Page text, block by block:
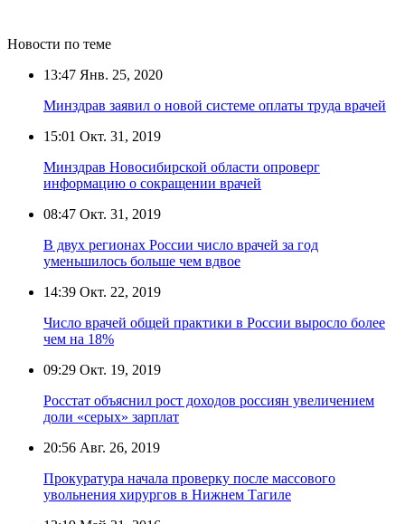
Новости по теме
13:47 Янв. 25, 2020
Минздрав заявил о новой системе оплаты труда врачей
15:01 Окт. 31, 2019
Минздрав Новосибирской области опроверг
информацию о сокращении врачей
08:47 Окт. 31, 2019
В двух регионах России число врачей за год
уменьшилось больше чем вдвое
14:39 Окт. 22, 2019
Число врачей общей практики в России выросло более
чем на 18%
09:29 Окт. 19, 2019
Росстат объяснил рост доходов россиян увеличением
доли «серых» зарплат
20:56 Авг. 26, 2019
Прокуратура начала проверку после массового
увольнения хирургов в Нижнем Тагиле